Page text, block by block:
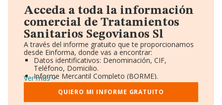
Acceda a toda la información
comercial de Tratamientos
Sanitarios Segovianos Sl
A través del informe gratuito que te proporcionamos
desde Einforma, donde vas a encontrar:
Datos identificativos: Denominación, CIF,
Teléfono, Domicilio.
Informe Mercantil Completo (BORME).
Gráficos de Evolución Ventas y Empleados.
Consejo de Administración y Administradores.
Directivos y Ejecutivos.
Ver más
QUIERO MI INFORME GRATUITO